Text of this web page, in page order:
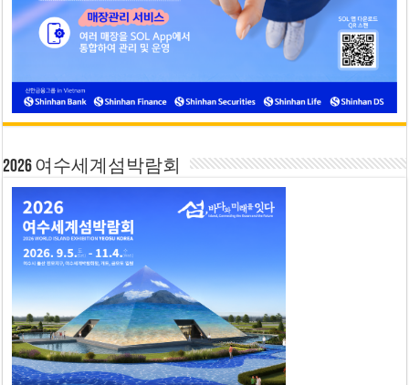
2026 여수세계섬박람회